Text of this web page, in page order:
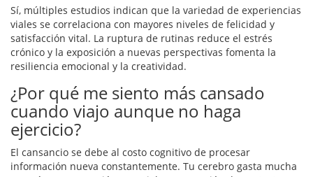
Sí, múltiples estudios indican que la variedad de experiencias
viales se correlaciona con mayores niveles de felicidad y
satisfacción vital. La ruptura de rutinas reduce el estrés
crónico y la exposición a nuevas perspectivas fomenta la
resiliencia emocional y la creatividad.
¿Por qué me siento más cansado
cuando viajo aunque no haga
ejercicio?
El cansancio se debe al costo cognitivo de procesar
información nueva constantemente. Tu cerebro gasta mucha